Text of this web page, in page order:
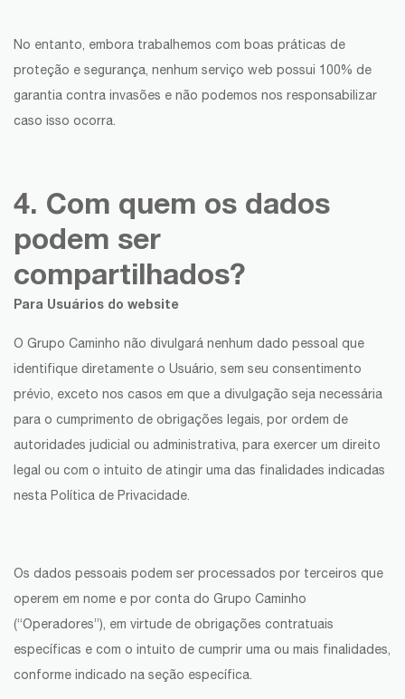
No entanto, embora trabalhemos com boas práticas de
proteção e segurança, nenhum serviço web possui 100% de
garantia contra invasões e não podemos nos responsabilizar
caso isso ocorra.
4. Com quem os dados
podem ser
compartilhados?
Para Usuários do website
O Grupo Caminho não divulgará nenhum dado pessoal que
identifique diretamente o Usuário, sem seu consentimento
prévio, exceto nos casos em que a divulgação seja necessária
para o cumprimento de obrigações legais, por ordem de
autoridades judicial ou administrativa, para exercer um direito
legal ou com o intuito de atingir uma das finalidades indicadas
nesta Política de Privacidade.
Os dados pessoais podem ser processados por terceiros que
operem em nome e por conta do Grupo Caminho
(“Operadores”), em virtude de obrigações contratuais
específicas e com o intuito de cumprir uma ou mais finalidades,
conforme indicado na seção específica.